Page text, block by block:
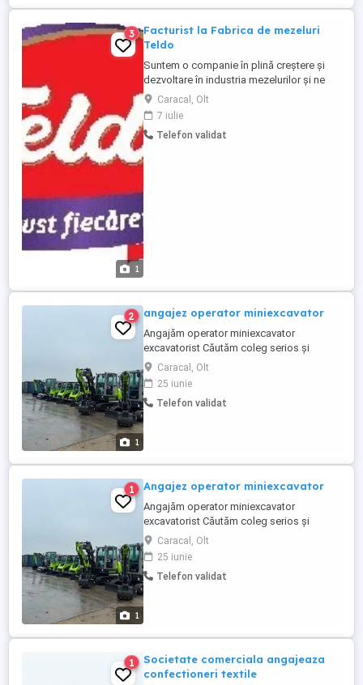
1
3
Facturist la Fabrica de mezeluri
Teldo
Suntem o companie în plină creștere și
dezvoltare în industria mezelurilor și ne
aflăm în căutarea unui Facturist dinamic și
entuziast pentru a se alătura echipei
noastre din Caracal. Care sunt calitățile pe
care le căutăm? Foarte bune abilități de
Caracal, Olt
7 iulie
Telefon validat
1
2 angajez operator miniexcavator
Angajăm operator miniexcavator
excavatorist Căutăm coleg serios și
responsabil pentru postul de operator
miniexcavator, pentru lucrări în domeniul
construcțiilor. Activitate: * lucrări de rețele
apă, canalizare și gaz * lucrări în parcuri
Caracal, Olt
25 iunie
Telefon validat
1
1 Angajez operator miniexcavator
Angajăm operator miniexcavator
excavatorist Căutăm coleg serios și
responsabil pentru postul de operator
miniexcavator, pentru lucrări în domeniul
construcțiilor. Activitate: * lucrări de rețele
apă, canalizare și gaz * lucrări în parcuri
Caracal, Olt
25 iunie
Telefon validat
1
Societate comerciala angajeaza
confectioneri textile